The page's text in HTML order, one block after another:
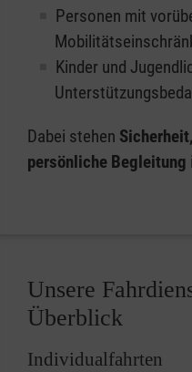
Personen mit
Kinder und
Dabei stehen
persönliche Begleitung
Unsere
Überblick
Individualfahrten